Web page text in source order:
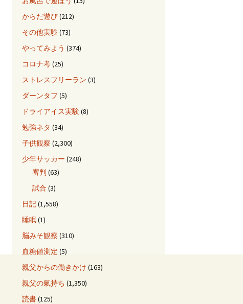
からだ遊び(212)
その他実験(73)
やってみよう (374)
コロナ考(25)
ストレスフリーラン (3)
ダーンタフ (5)
ドライアイス実験(8)
勉強ネタ (34)
子供観察 (2,300)
少年サッカー (248)
審判 (63)
試合 (3)
日記(1,558)
睡眠(1)
脳みそ観察 (310)
血糖値測定 (5)
親父からの働きかけ (163)
親父の氣持ち (1,350)
読書(125)